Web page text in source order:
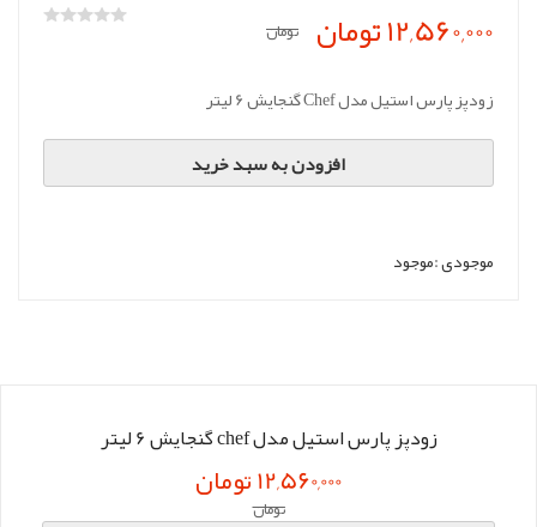
12,560,000 تومان تومان
زودپز پارس استیل مدل Chef گنجایش 6 لیتر
افزودن به سبد خرید
موجودی :موجود
زودپز پارس استیل مدل chef گنجایش 6 لیتر
12,560,000 تومان
تومان